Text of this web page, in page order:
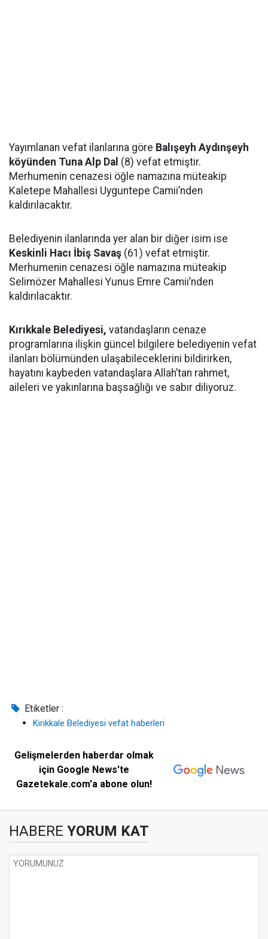
Yayımlanan vefat ilanlarına göre Balışeyh Aydınşeyh
köyünden Tuna Alp Dal (8) vefat etmiştir.
Merhumenin cenazesi öğle namazına müteakip
Kaletepe Mahallesi Uyguntepe Camii’nden
kaldırılacaktır.
Belediyenin ilanlarında yer alan bir diğer isim ise
Keskinli Hacı İbiş Savaş (61) vefat etmiştir.
Merhumenin cenazesi öğle namazına müteakip
Selimözer Mahallesi Yunus Emre Camii’nden
kaldırılacaktır.
Kırıkkale Belediyesi, vatandaşların cenaze
programlarına ilişkin güncel bilgilere belediyenin vefat
ilanları bölümünden ulaşabileceklerini bildirirken,
hayatını kaybeden vatandaşlara Allah’tan rahmet,
aileleri ve yakınlarına başsağlığı ve sabır diliyoruz.
Etiketler :
Kırıkkale Belediyesi vefat haberleri
Gelişmelerden haberdar olmak
için Google News'te
Gazetekale.com'a abone olun!
HABERE YORUM KAT